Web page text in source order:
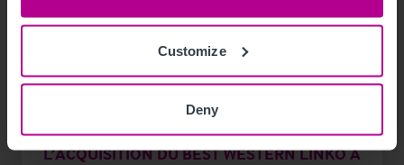
Customize
Deny
7/19/2021
CHRISTIE & CO ACCOMPAGNE EXTENDAM
ET KENATRA HOSPITALITY DANS
L’ACQUISITION DU BEST WESTERN LINKO À